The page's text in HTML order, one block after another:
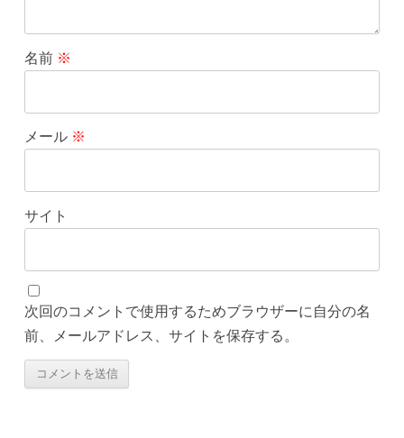
名前 ※
メール ※
サイト
次回のコメントで使用するためブラウザーに自分の名
前、メールアドレス、サイトを保存する。